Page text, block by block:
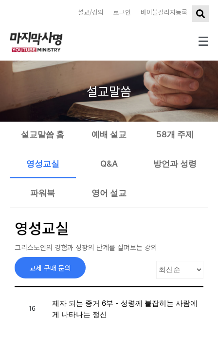
바이블칼리지등록
로그인
설교/강의
설교말씀
설교말씀 홈 예배 설교 58개 주제
영성교실 Q&A 방언과 성령
파워북 영어 설교
영성교실
그리스도인의 경험과 성장의 단계를 살펴보는 강의
교제 구매 문의
16
제자 되는 증거 6부 - 성령께 붙잡히는 사람에
게 나타나는 정신